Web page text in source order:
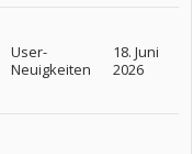
User-
Neuigkeiten
18. Juni
2026